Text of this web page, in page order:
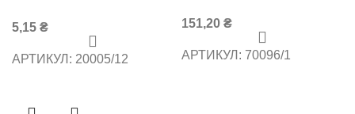
5,15 ₴
АРТИКУЛ: 20005/12
151,20 ₴
АРТИКУЛ: 70096/1